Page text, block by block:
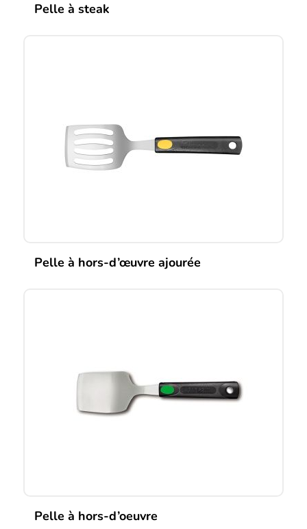
Pelle à steak
Pelle à hors-d’œuvre ajourée
Pelle à hors-d’oeuvre